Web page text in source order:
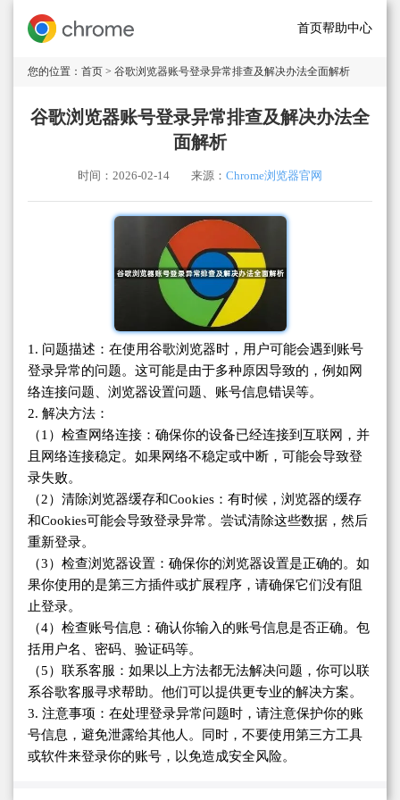
首页帮助中心
您的位置： 首页 > 谷歌浏览器账号登录异常排查及解决办法全面解析
谷歌浏览器账号登录异常排查及解决办法全
面解析
时间：2026-02-14 来源： Chrome浏览器官网
1. 问题描述：在使用谷歌浏览器时，用户可能会遇到账号
登录异常的问题。这可能是由于多种原因导致的，例如网
络连接问题、浏览器设置问题、账号信息错误等。
2. 解决方法：
（1）检查网络连接：确保你的设备已经连接到互联网，并
且网络连接稳定。如果网络不稳定或中断，可能会导致登
录失败。
（2）清除浏览器缓存和Cookies：有时候，浏览器的缓存
和Cookies可能会导致登录异常。尝试清除这些数据，然后
重新登录。
（3）检查浏览器设置：确保你的浏览器设置是正确的。如
果你使用的是第三方插件或扩展程序，请确保它们没有阻
止登录。
（4）检查账号信息：确认你输入的账号信息是否正确。包
括用户名、密码、验证码等。
（5）联系客服：如果以上方法都无法解决问题，你可以联
系谷歌客服寻求帮助。他们可以提供更专业的解决方案。
3. 注意事项：在处理登录异常问题时，请注意保护你的账
号信息，避免泄露给其他人。同时，不要使用第三方工具
或软件来登录你的账号，以免造成安全风险。